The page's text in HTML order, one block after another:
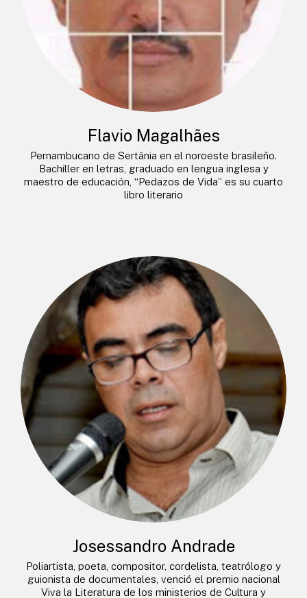
Flavio Magalhães
Pernambucano de Sertânia en el noroeste brasileño.
Bachiller en letras, graduado en lengua inglesa y
maestro de educación, “Pedazos de Vida” es su cuarto
libro literario
Josessandro Andrade
Poliartista, poeta, compositor, cordelista, teatrólogo y
guionista de documentales, venció el premio nacional
Viva la Literatura de los ministerios de Cultura y